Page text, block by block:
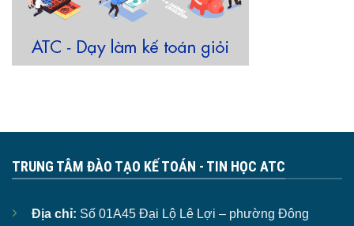
TRUNG TÂM ĐÀO TẠO KẾ TOÁN - TIN HỌC ATC
Địa chỉ: Số 01A45 Đại Lộ Lê Lợi – phường Đông